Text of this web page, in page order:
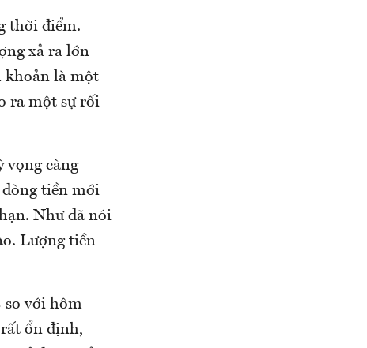
thời điểm.
xả ra lớn
khoản là một
ra một sự rối
vọng càng
tiền mới
Như đã nói
Lượng tiền
so với hôm
ổn định,